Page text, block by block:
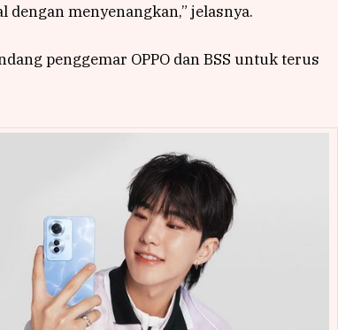
menyenangkan,” jelasnya.
penggemar OPPO dan BSS untuk terus